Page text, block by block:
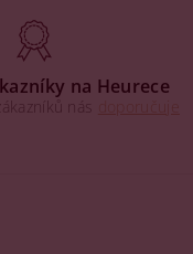
na Heurece
nás